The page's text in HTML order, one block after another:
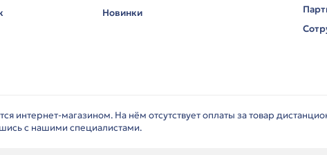
Новинки
интернет-магазином. На нём отсутствует оплаты за товар
с нашими специалистами.